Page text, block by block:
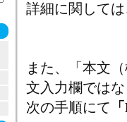
詳細に関して
また、「本文
文入力欄では
次の手順にて